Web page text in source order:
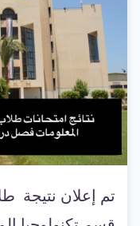
تم إعلان نتيجة